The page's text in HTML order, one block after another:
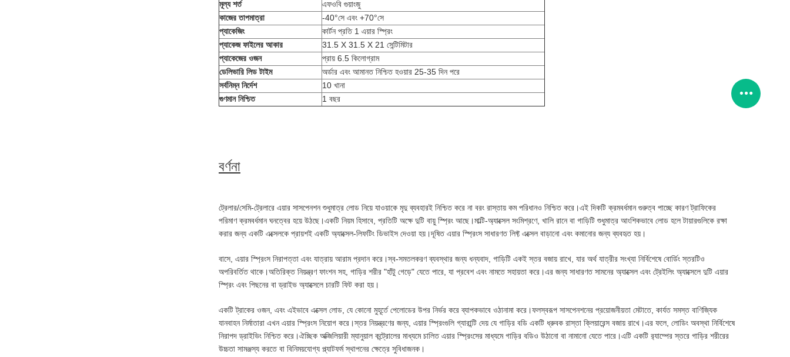
মূল্য শর্ত এফওবি গুয়াংজু
কাজের তাপমাত্রা -40°সে এবং +70°সে
প্যাকেজিং কার্টন প্রতি 1 এয়ার স্প্রিং
প্যাকেজ ফাইলের আকার 31.5 X 31.5 X 21 সেন্টিমিটার
প্যাকেজের ওজন প্রায় 6.5 কিলোগ্রাম
ডেলিভারি লিড টাইম অর্ডার এবং আমানত নিশ্চিত হওয়ার 25-35 দিন পরে
সর্বনিম্ন নির্দেশ 10 খানা
গুণমান নিশ্চিত 1 বছর
বর্ণনা
ট্রেলার/সেমি-ট্রেলারে এয়ার সাসপেনশন শুধুমাত্র লোড নিয়ে যাওয়াকে মৃদু ব্যবহারই নিশ্চিত করে না বরং রাস্তায় কম পরিধানও নিশ্চিত করে।এই দিকটি ক্রমবর্ধমান গুরুত্ব পাচ্ছে কারণ ট্রাফিকের
পরিমাণ ক্রমবর্ধমান ঘনত্বের হয়ে উঠছে।একটি নিয়ম হিসাবে, প্রতিটি অক্ষে দুটি বায়ু স্প্রিং আছে।মাল্টি-অ্যাক্সেল সংমিশ্রণে, খালি রানে বা গাড়িটি শুধুমাত্র আংশিকভাবে লোড হলে টায়ারগুলিকে রক্ষা
করার জন্য একটি এক্সেলকে প্রায়শই একটি অ্যাক্সেল-লিফটিং ডিভাইস দেওয়া হয়।দূষিত এয়ার স্প্রিংস সাধারণত লিফ্ট এক্সেল বাড়ানো এবং কমানোর জন্য ব্যবহৃত হয়।
বাসে, এয়ার স্প্রিংস নিরাপত্তা এবং যাত্রায় আরাম প্রদান করে।স্ব-সমতলকরণ ব্যবস্থার জন্য ধন্যবাদ, গাড়িটি একই স্তর বজায় রাখে, যার অর্থ যাত্রীর সংখ্যা নির্বিশেষে বোর্ডিং স্তরটিও
অপরিবর্তিত থাকে।অতিরিক্ত নিয়ন্ত্রণ ফাংশন সহ, গাড়ির শরীর "হাঁটু গেড়ে" যেতে পারে, যা প্রবেশ এবং নামতে সহায়তা করে।এর জন্য সাধারণত সামনের অ্যাক্সেল এবং ট্রেইলিং অ্যাক্সেলে দুটি এয়ার
স্প্রিং এবং পিছনের বা ড্রাইভ অ্যাক্সেলে চারটি ফিট করা হয়।
একটি ট্রাকের ওজন, এবং এইভাবে এক্সেল লোড, যে কোনো মুহূর্তে পেলোডের উপর নির্ভর করে ব্যাপকভাবে ওঠানামা করে।ফলস্বরূপ সাসপেনশনের প্রয়োজনীয়তা মেটাতে, কার্যত সমস্ত বাণিজ্যিক
যানবাহন নির্মাতারা এখন এয়ার স্প্রিংস নিয়োগ করে।স্তর নিয়ন্ত্রণের জন্য, এয়ার স্প্রিংগুলি গ্যারান্টি দেয় যে গাড়ির বডি একটি ধ্রুবক রাস্তা ক্লিয়ারেন্স বজায় রাখে।এর ফলে, লোডিং অবস্থা নির্বিশেষে
নিরাপদ ড্রাইভিং নিশ্চিত করে।ঐচ্ছিক অক্জিলিয়ারী ম্যানুয়াল কন্ট্রোলের মাধ্যমে চালিত এয়ার স্প্রিংসের মাধ্যমে গাড়ির বডিও উঠানো বা নামানো যেতে পারে।এটি একটি র‌্যাম্পের স্তরে গাড়ির শরীরের
উচ্চতা সামঞ্জস্য করতে বা বিনিময়যোগ্য প্ল্যাটফর্ম স্থাপনের ক্ষেত্রে সুবিধাজনক।